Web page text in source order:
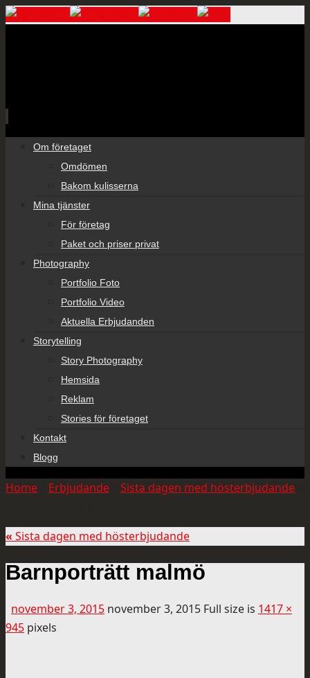
Om företaget
Omdömen
Bakom kulisserna
Mina tjänster
För företag
Paket och priser privat
Photography
Portfolio Foto
Portfolio Video
Aktuella Erbjudanden
Storytelling
Story Photography
Hemsida
Reklam
Stories för företaget
Kontakt
Blogg
Home Erbjudande Sista dagen med hösterbjudande
« Sista dagen med hösterbjudande
Barnporträtt malmö
november 3, 2015 november 3, 2015 Full size is 1417 ×
945 pixels